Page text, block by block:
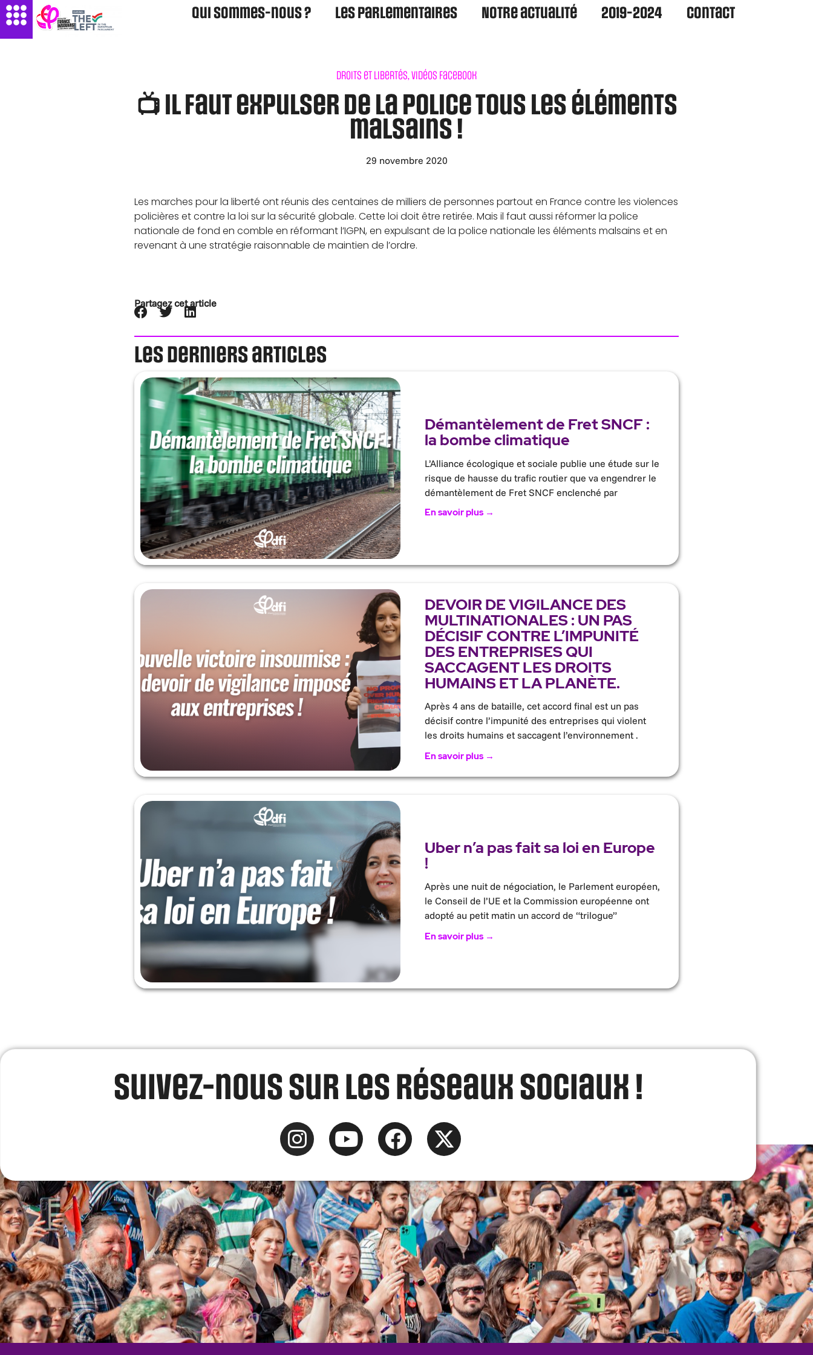
Qui sommes-nous ? Les parlementaires Notre actualité 2019-2024 Contact
Droits et libertés,Vidéos Facebook
📺 Il faut expulser de la police tous les éléments
malsains !
29 novembre 2020
Les marches pour la liberté ont réunis des centaines de milliers de personnes partout en France contre les violences
policières et contre la loi sur la sécurité globale. Cette loi doit être retirée. Mais il faut aussi réformer la police
nationale de fond en comble en réformant l’IGPN, en expulsant de la police nationale les éléments malsains et en
revenant à une stratégie raisonnable de maintien de l’ordre.
Partagez cet article
Les derniers articles
Démantèlement de Fret SNCF :
la bombe climatique
L’Alliance écologique et sociale publie une étude sur le
risque de hausse du trafic routier que va engendrer le
démantèlement de Fret SNCF enclenché par
En savoir plus →
DEVOIR DE VIGILANCE DES
MULTINATIONALES : UN PAS
DÉCISIF CONTRE L’IMPUNITÉ
DES ENTREPRISES QUI
SACCAGENT LES DROITS
HUMAINS ET LA PLANÈTE.
Après 4 ans de bataille, cet accord final est un pas
décisif contre l’impunité des entreprises qui violent
les droits humains et saccagent l’environnement .
En savoir plus →
Uber n’a pas fait sa loi en Europe
!
Après une nuit de négociation, le Parlement européen,
le Conseil de l’UE et la Commission européenne ont
adopté au petit matin un accord de “trilogue”
En savoir plus →
Suivez-nous sur les réseaux sociaux !